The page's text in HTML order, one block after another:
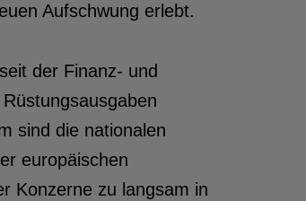
Aufschwung erlebt.
der Finanz- und
sind die nationalen
europäischen
Konzerne zu langsam in